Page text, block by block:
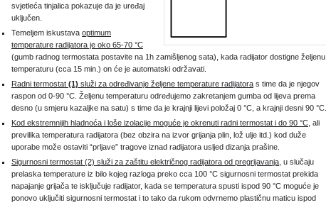
svjetleća tinjalica pokazuje da je uređaj
uključen.
Temeljem iskustava optimum
temperature radijatora je oko 65-70 °C
(gumb radnog termostata postavite na 1h zamišljenog sata), kada radijator dostigne željenu
temperaturu (cca 15 min.) on će je automatski održavati.
Radni termostat (1) služi za određivanje željene temperature radijatora s time da je njegov
raspon od 0-90 °C. Željenu temperaturu određujemo zakretanjem gumba od lijeva prema
desno (u smjeru kazaljke na satu) s time da je krajnji lijevi položaj 0 °C, a krajnji desni 90 °C.
Kod ekstremnijih hladnoća i loše izolacije moguće je okrenuti radni termostat i do 90 °C , ali
previlika temperatura radijatora (bez obzira na izvor grijanja plin, lož ulje itd.) kod duže
uporabe može ostaviti “prljave” tragove iznad radijatora usljed dizanja prašine.
Sigurnosni termostat (2) služi za zaštitu električnog radijatora od pregrijavanja , u slučaju
prelaska temperature iz bilo kojeg razloga preko cca 100 °C sigurnosni termostat prekida
napajanje grijača te isključuje radijator, kada se temperatura spusti ispod 90 °C moguće je
ponovo uključiti sigurnosni termostat i to tako da rukom odvrnemo plastičnu maticu ispod